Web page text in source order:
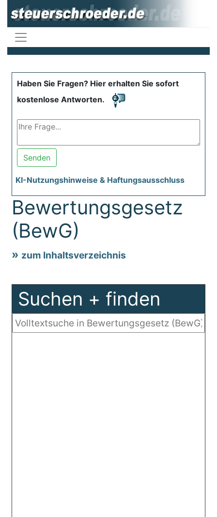
Haben Sie Fragen? Hier erhalten Sie sofort
kostenlose Antworten.
Senden
KI-Nutzungshinweise & Haftungsausschluss
Bewertungsgesetz
(BewG)
zum Inhaltsverzeichnis
Suchen + finden